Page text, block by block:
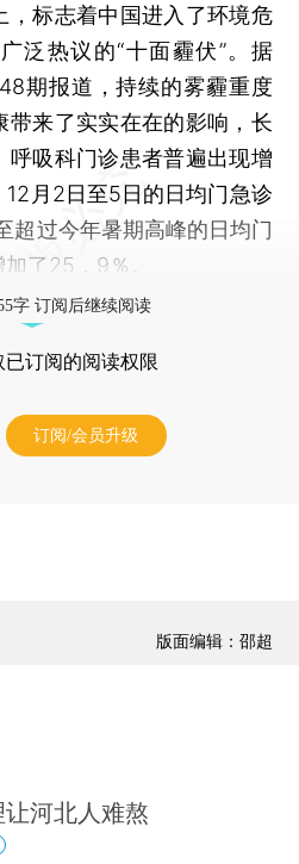
，标志着中国进入了环境危
泛热议的“十面霾伏”。据
期报道，持续的雾霾重度
带来了实实在在的影响，长
呼吸科门诊患者普遍出现增
月2日至5日的日均门急诊
超过今年暑期高峰的日均门
了25．9％。
字 订阅后继续阅读
已订阅的阅读权限
订阅/会员升级
版面编辑：邵超
河北人难熬